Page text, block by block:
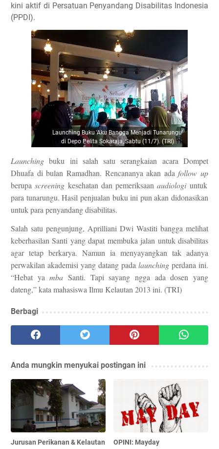
kini aktif di Persatuan Penyandang Disabilitas Indonesia
(PPDI).
Launching Buku 'Aku Bangga Menjadi Tunarungu'
di Depo Pelita Sokaraja, Sabtu (11/7). (TRI)
Launchingbuku ini salah satu serangkaian acara Dompet
Dhuafa di bulan Ramadhan. Rencananya akan adafollow up
berupascreening kesehatan dan pemeriksaanaudiologiuntuk
para tunarungu. Hasil penjualan buku ini pun akan didonasikan
untuk para penyandang disabilitas.
Salah satu pengunjung, Aprilliani Dwi Wastiti bangga melihat
keberhasilan Santi yang dapat membuka jalan untuk disabilitas
agar tetap berkarya. Namun ia menyayangkan tak adanya
perwakilan akademisi yang datang pada launching perdana ini.
“Hebat yambaSanti. Tapi sayang ngga ada dosen yang
dateng,” kata mahasiswa Ilmu Kelautan 2013 ini. (TRI)
Berbagi
Anda mungkin menyukai postingan ini
Jurusan Perikanan & Kelautan
OPINI: Mayday